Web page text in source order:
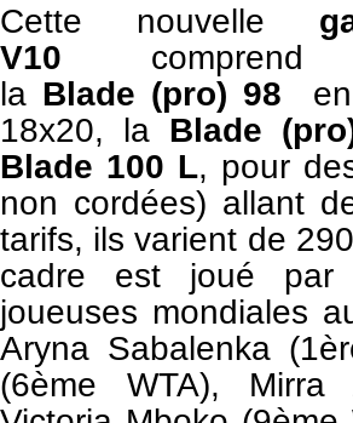
Cette nouvelle
V10
la Blade (pro) 98
18x20, la Blade
Blade 100 L, pour
non cordées) allant
tarifs, ils varient de
cadre est joué par
joueuses mondiales
Aryna Sabalenka
(6ème WTA), Mirra